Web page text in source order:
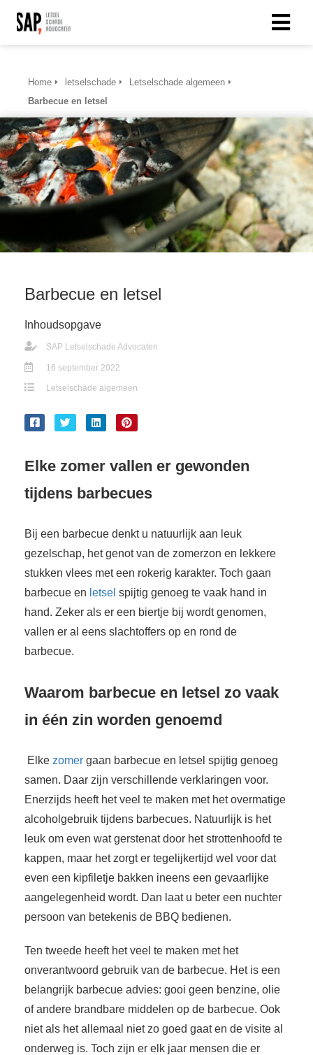
Home letselschade
Letselschade algemeen
Barbecue en letsel
Barbecue en letsel
Inhoudsopgave
SAP Letselschade Advocaten
16 september 2022
Letselschade algemeen
Elke zomer vallen er gewonden
tijdens barbecues
Bij een barbecue denkt u natuurlijk aan leuk
gezelschap, het genot van de zomerzon en lekkere
stukken vlees met een rokerig karakter. Toch gaan
barbecue en letsel spijtig genoeg te vaak hand in
hand. Zeker als er een biertje bij wordt genomen,
vallen er al eens slachtoffers op en rond de
barbecue.
Waarom barbecue en letsel zo vaak
in één zin worden genoemd
Elke zomer gaan barbecue en letsel spijtig genoeg
samen. Daar zijn verschillende verklaringen voor.
Enerzijds heeft het veel te maken met het overmatige
alcoholgebruik tijdens barbecues. Natuurlijk is het
leuk om even wat gerstenat door het strottenhoofd te
kappen, maar het zorgt er tegelijkertijd wel voor dat
even een kipfiletje bakken ineens een gevaarlijke
aangelegenheid wordt. Dan laat u beter een nuchter
persoon van betekenis de BBQ bedienen.
Ten tweede heeft het veel te maken met het
onverantwoord gebruik van de barbecue. Het is een
belangrijk barbecue advies: gooi geen benzine, olie
of andere brandbare middelen op de barbecue. Ook
niet als het allemaal niet zo goed gaat en de visite al
onderweg is. Toch zijn er elk jaar mensen die er